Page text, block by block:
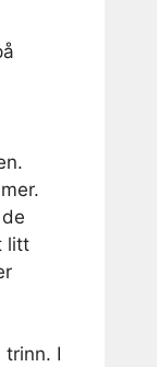
litt
I